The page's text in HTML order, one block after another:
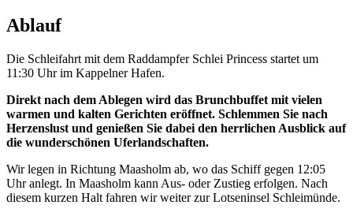
Ablauf
Die Schleifahrt mit dem Raddampfer Schlei Princess startet um
11:30 Uhr im Kappelner Hafen.
Direkt nach dem Ablegen wird das Brunchbuffet mit vielen
warmen und kalten Gerichten eröffnet. Schlemmen Sie nach
Herzenslust und genießen Sie dabei den herrlichen Ausblick auf
die wunderschönen Uferlandschaften.
Wir legen in Richtung Maasholm ab, wo das Schiff gegen 12:05
Uhr anlegt. In Maasholm kann Aus- oder Zustieg erfolgen. Nach
diesem kurzen Halt fahren wir weiter zur Lotseninsel Schleimünde.